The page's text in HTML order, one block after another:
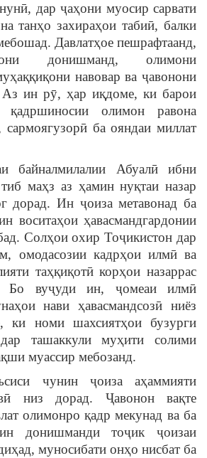
дар ҷаҳони муосир сарвати
танҳо захираҳои табиӣ, балки
Давлатҳое пешрафтаанд,
донишманд, олимони
навовар ва ҷавонони
Аз ин рӯ, ҳар иқдоме, ки барои
олимон равона
сармоягузорӣ ба ояндаи миллат
байналмилалии Абуалӣ ибни
маҳз аз ҳамин нуқтаи назар
дорад. Ин ҷоиза метавонад ба
воситаҳои ҳавасмандгардонии
Солҳои охир Тоҷикистон дар
омодасозии кадрҳои илмӣ ва
таҳқиқотӣ корҳои назаррас
Бо вуҷуди ин, ҷомеаи илмӣ
нави ҳавасмандсозӣ ниёз
ки номи шахсиятҳои бузурги
ташаккули муҳити солими
муассир мебозанд.
чунин ҷоиза аҳаммияти
низ дорад. Ҷавонон вақте
олимонро қадр мекунад ва ба
донишманди тоҷик ҷоизаи
муносибати онҳо нисбат ба